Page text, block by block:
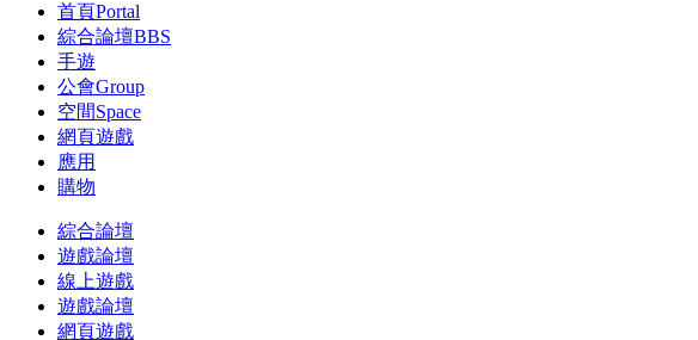
首頁Portal
綜合論壇BBS
手遊
公會Group
空間Space
網頁遊戲
應用
購物
綜合論壇
遊戲論壇
線上遊戲
遊戲論壇
網頁遊戲